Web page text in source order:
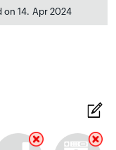
on 14. Apr 2024